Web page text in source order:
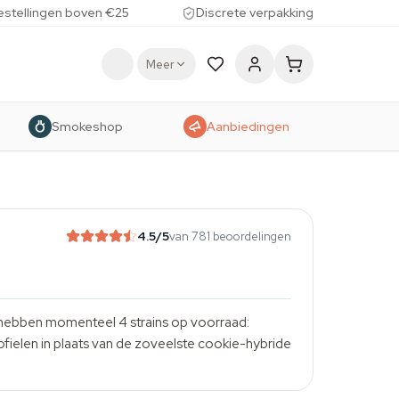
boven €25 Discrete verpakking
Meer
Smokeshop Aanbiedingen
4.5/5van 781 beoordelingen
momenteel 4 strains op voorraad:
in plaats van de zoveelste cookie-hybride